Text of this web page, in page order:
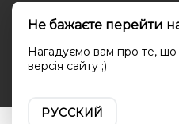
Каталог
Не бажаєте перейти
Нагадуємо вам про те, що
версія сайту ;)
РУССКИЙ